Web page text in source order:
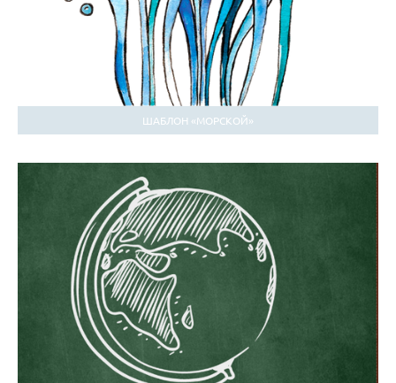
ШАБЛОН «МОРСКОЙ»